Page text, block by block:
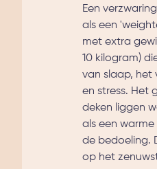
Een
als een
met extra
10 kilogram)
van slaap, het
en stress. Het
deken liggen
als een
de bedoeling.
op het